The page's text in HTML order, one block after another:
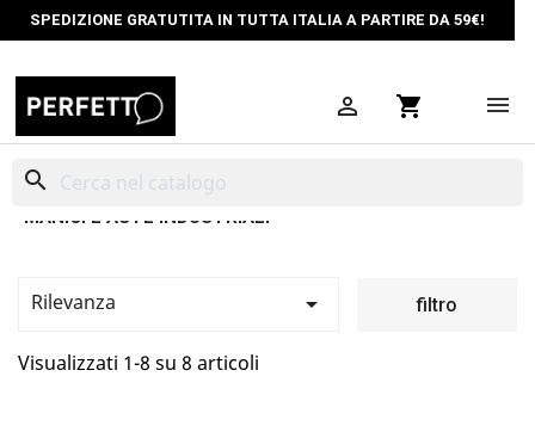
SPEDIZIONE GRATUTITA IN TUTTA ITALIA A PARTIRE DA 59€!
 shopping_cart
search
MANICI E ASTE INDUSTRIALI
Rilevanza  filtro
Visualizzati 1-8 su 8 articoli